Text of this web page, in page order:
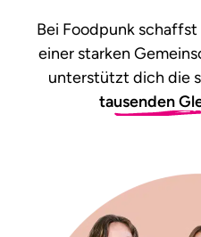
Bei Foodpunk
einer starken
unterstützt dich die
tausenden